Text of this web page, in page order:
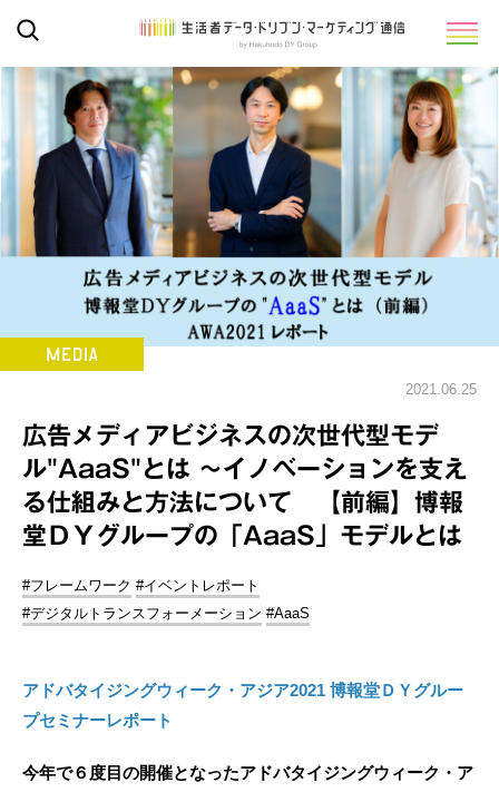
2021.06.25
広告メディアビジネスの次世代型モデ
ル"AaaS"とは ～イノベーションを支え
る仕組みと方法について 【前編】博報
堂ＤＹグループの「AaaS」モデルとは
#フレームワーク #イベントレポート
#デジタルトランスフォーメーション #AaaS
アドバタイジングウィーク・アジア2021 博報堂ＤＹグルー
プセミナーレポート
今年で６度目の開催となったアドバタイジングウィーク・ア